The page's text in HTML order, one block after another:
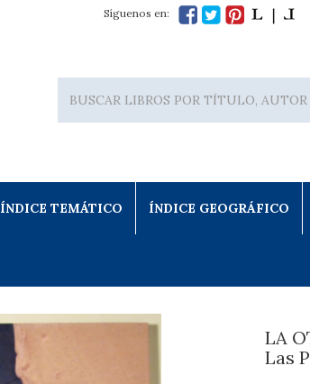
Síguenos en:
ÍNDICE TEMÁTICO ÍNDICE GEOGRÁFICO
LA
Las